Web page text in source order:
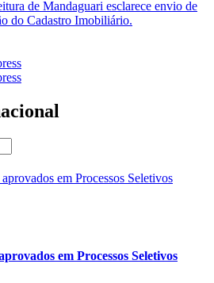
de Mandaguari esclarece envio de
do Cadastro Imobiliário.
em Processos Seletivos